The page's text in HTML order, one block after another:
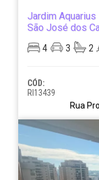
Jardim Aquarius
São José dos
4
3 2
CÓD:
RI13439
Rua